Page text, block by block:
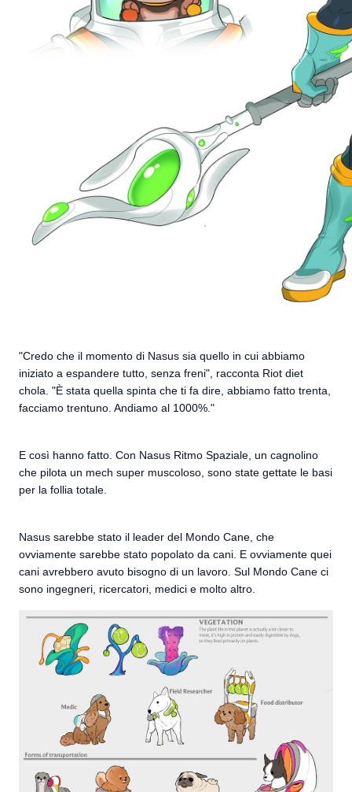
"Credo che il momento di Nasus sia quello in cui abbiamo
iniziato a espandere tutto, senza freni", racconta Riot diet
chola. "È stata quella spinta che ti fa dire, abbiamo fatto trenta,
facciamo trentuno. Andiamo al 1000%."
E così hanno fatto. Con Nasus Ritmo Spaziale, un cagnolino
che pilota un mech super muscoloso, sono state gettate le basi
per la follia totale.
Nasus sarebbe stato il leader del Mondo Cane, che
ovviamente sarebbe stato popolato da cani. E ovviamente quei
cani avrebbero avuto bisogno di un lavoro. Sul Mondo Cane ci
sono ingegneri, ricercatori, medici e molto altro.